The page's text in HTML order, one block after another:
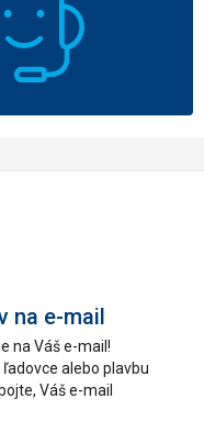
na e-mail
na Váš e-mail!
alebo plavbu
Váš e-mail